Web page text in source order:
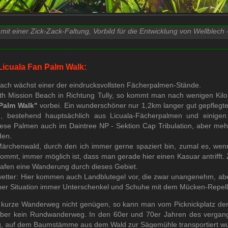
einer Zick-Zack-Faltung, Vorbild für die Entwicklung von
Fan Palm Walk:
wächst einer der eindrucksvollsten Fächerpalmen-Stände.
Mission Beach in Richtung Tully, so kommt man nach wenigen
Walk" vorbei. Ein wunderschöner nur 1,2km langer gut
bestehend hauptsächlich aus Licuala-Fächerpalmen und einigen
Palmen auch im Daintree NP - Sektion Cap Tribulation, aber
durch den ich immer gerne spaziert bin, zumal es,
immer möglich ist, dass man gerade hier einen Kasuar antrifft.
eine Wanderung durch dieses Gebiet.
Hier kommen auch Landblutegel vor, die zwar unangenehm,
Situation immer Unterschenkel und Schuhe mit dem Mücken-
Wanderweg nicht genügen, so kann man vom Picknickplatz
kein Rundwanderweg. In den 60er und 70er Jahren des
auf dem Baumstämme aus dem Wald zur Sägemühle transportiert